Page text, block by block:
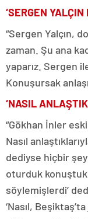
‘SERGEN YALÇIN
“Sergen Yalçın,
zaman. Şu ana
yaparız. Sergen
Konuşursak
‘NASIL
“Gökhan İnler
Nasıl
dediyse hiçbir
oturduk konuştuk.
söylemişlerdi’
‘Nasıl,